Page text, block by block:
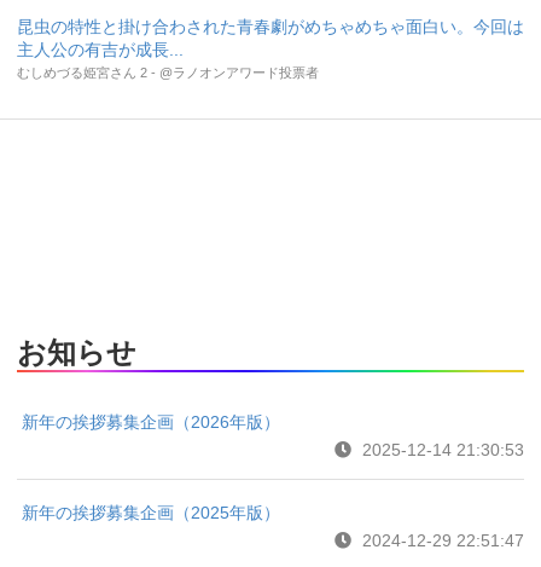
昆虫の特性と掛け合わされた青春劇がめちゃめちゃ面白い。今回は
主人公の有吉が成長...
むしめづる姫宮さん 2 - @ラノオンアワード投票者
お知らせ
新年の挨拶募集企画（2026年版）
2025-12-14 21:30:53
新年の挨拶募集企画（2025年版）
2024-12-29 22:51:47